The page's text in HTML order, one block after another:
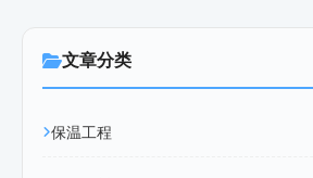
文章分类
保温工程